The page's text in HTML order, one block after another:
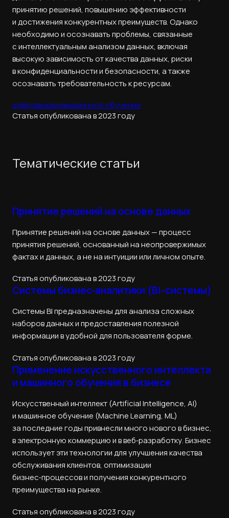
принятию решений, повышению эффективности
и достижения конкурентных преимуществ. Однако
необходимо и осознавать проблемы, связанные
с интеллектуальным анализом данных, включая
высокую зависимость от качества данных, риски
в конфиденциальности и безопасности, а также
осознавать требовательность к ресурсам.
цифровизациямашинное обучение
Статья опубликована в 2023 году
Тематические статьи
Принятие решений на основе данных
Принятие решений на основе данных — процесс
принятия решений, основанный на неопровержимых
фактах и данных, а не на интуиции или личном опыте.
Статья опубликована в 2023 году
Системы бизнес‑аналитики (BI-системы)
Системы BI предназначены для анализа сложных
наборов данных и предоставления полезной
информации в удобной для пользователя форме.
Статья опубликована в 2023 году
Применение искусственного интеллекта
и машинного обучения в бизнесе
Искусственный интеллект (Artificial Intelligence, AI)
и машинное обучение (Machine Learning, ML)
за последние годы привнесли много нового в бизнес,
в электронную коммерцию и в веб‑разработку. Бизнес
использует эти технологии для улучшения качества
обслуживания клиентов, оптимизации
бизнес‑процессов и получения конкурентного
преимущества на рынке.
Статья опубликована в 2023 году